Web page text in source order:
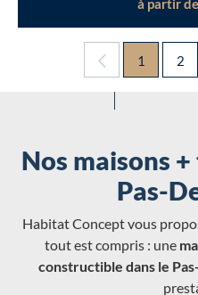
à partir
1 2
Nos maisons
Pas-
Habitat Concept vous
tout est compris : une
constructible dans le